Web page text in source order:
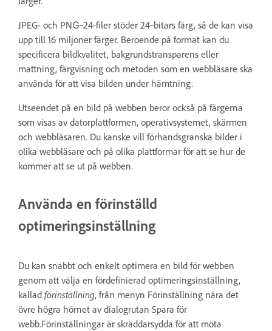
JPEG- och PNG‑24-filer stöder 24‑bitars färg, så de kan visa
upp till 16 miljoner färger. Beroende på format kan du
specificera bildkvalitet, bakgrundstransparens eller
mattning, färgvisning och metoden som en webbläsare ska
använda för att visa bilden under hämtning.
Utseendet på en bild på webben beror också på färgerna
som visas av datorplattformen, operativsystemet, skärmen
och webbläsaren. Du kanske vill förhandsgranska bilder i
olika webbläsare och på olika plattformar för att se hur de
kommer att se ut på webben.
Använda en förinställd
optimeringsinställning
Du kan snabbt och enkelt optimera en bild för webben
genom att välja en fördefinierad optimeringsinställning,
kallad förinställning, från menyn Förinställning nära det
övre högra hörnet av dialogrutan Spara för
webb.Förinställningar är skräddarsydda för att möta